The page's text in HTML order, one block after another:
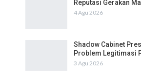
Reputasi Gerakan
4 Agu 2026
Shadow Cabinet
Problem Legitimasi
3 Agu 2026